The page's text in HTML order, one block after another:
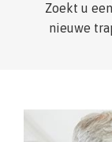
Zoekt u
nieuwe